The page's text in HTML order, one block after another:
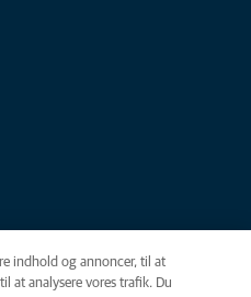
indhold og annoncer, til at
at analysere vores trafik. Du